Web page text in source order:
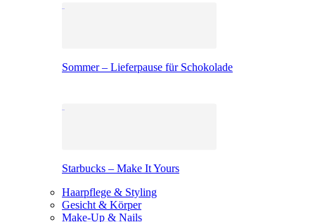
Sommer – Lieferpause für Schokolade
Starbucks – Make It Yours
Haarpflege & Styling
Gesicht & Körper
Make-Up & Nails